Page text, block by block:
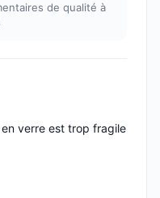
de qualité à
verre est trop fragile